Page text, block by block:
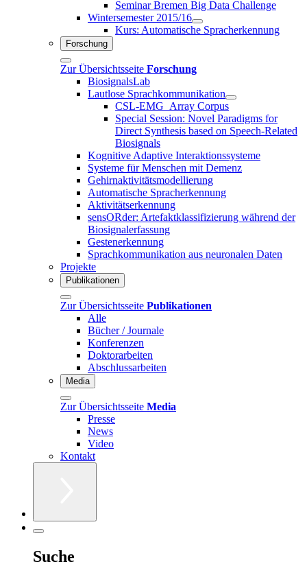
Seminar Bremen Big Data Challenge
Wintersemester 2015/16
Kurs: Automatische Spracherkennung
Forschung
Zur Übersichtsseite Forschung
BiosignalsLab
Lautlose Sprachkommunikation
CSL-EMG_Array Corpus
Special Session: Novel Paradigms for
Direct Synthesis based on Speech-Related
Biosignals
Kognitive Adaptive Interaktionssysteme
Systeme für Menschen mit Demenz
Gehirnaktivitätsmodellierung
Automatische Spracherkennung
Aktivitätserkennung
sensORder: Artefaktklassifizierung während der
Biosignalerfassung
Gestenerkennung
Sprachkommunikation aus neuronalen Daten
Projekte
Publikationen
Zur Übersichtsseite Publikationen
Alle
Bücher / Journale
Konferenzen
Doktorarbeiten
Abschlussarbeiten
Media
Zur Übersichtsseite Media
Presse
News
Video
Kontakt
Suche